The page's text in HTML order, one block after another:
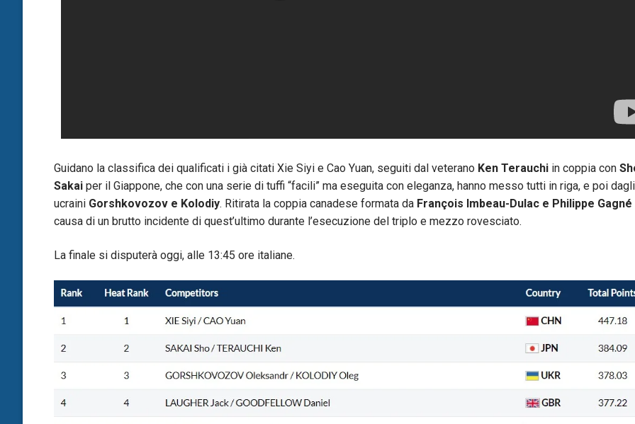
Guidano la classifica dei qualificati i già citati Xie Siyi e Cao Yuan, seguiti dal veterano Ken Terauchi in coppia con
Sakai per il Giappone, che con una serie di tuffi “facili” ma eseguita con eleganza, hanno messo tutti in riga, e poi dagli
ucraini Gorshkovozov e Kolodiy. Ritirata la coppia canadese formata da François Imbeau-Dulac e Philippe Gagné
causa di un brutto incidente di quest’ultimo durante l’esecuzione del triplo e mezzo rovesciato.
La finale si disputerà oggi, alle 13:45 ore italiane.